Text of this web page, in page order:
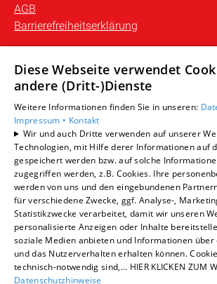
AGB
Barrierefreiheitserklärung
Privatkunden
Gewerbekunden
Karriere
Unternehmen
Kontakt
Diese Webseite verwendet
andere (Dritt-)Dienste
Weitere Informationen finden Sie in unseren:
Impressum • Kontakt
Wir und auch Dritte verwenden auf unserer
Technologien, mit Hilfe derer Informationen auf
gespeichert werden bzw. auf solche
zugegriffen werden, z.B. Cookies. Ihre
werden von uns und den eingebundenen
für verschiedene Zwecke, ggf. Analyse-,
Statistikzwecke verarbeitet, damit wir unseren
personalisierte Anzeigen oder Inhalte
soziale Medien anbieten und Informationen
und das Nutzerverhalten erhalten können.
technisch-notwendig sind,... HIER KLICKEN ZUM
Datenschutzhinweise